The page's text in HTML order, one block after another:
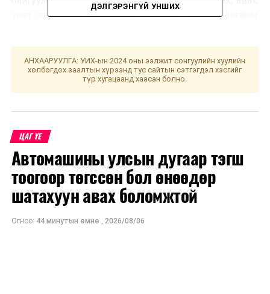
үнэт эрдэнийн зүйл авах, гарагийг тахих, тангараг
Гэр бүрэх, хэрүүл тэмцэл хийх, улаа гаргах, хиншүү
хярвас гаргах, хүүхэд хөлд оруулахад муу. Өдрийн
сайн цаг нь хулгана, үхэр, туулай, морь, бич, тахиа
гаргавал зохистой. Үс шинээр үргээлгэх буюу
засуулахад тохиромжгүй хэмээжээ.
УНШСАН: 3546
Улаанбаатарт өдөртөө 17 хэм дулаан
Баярлалаа,Нямхүү эмчээv
ДЭЛГЭРЭНГҮЙ УНШИХ
АНХААРУУЛГА: УИХ-ын 2024 оны ээлжит сонгуулийн хуулийн
холбогдох заалтын хүрээнд тус сайтын сэтгэгдэл хэсгийг
түр хугацаанд хаасан болно.
ЦАГ ҮЕ
Автомашины улсын дугаар тэгш
тоогоор төгссөн бол өнөөдөр
шатахуун авах боломжтой
Огноо: 44 минутын өмнө 2026/08/06